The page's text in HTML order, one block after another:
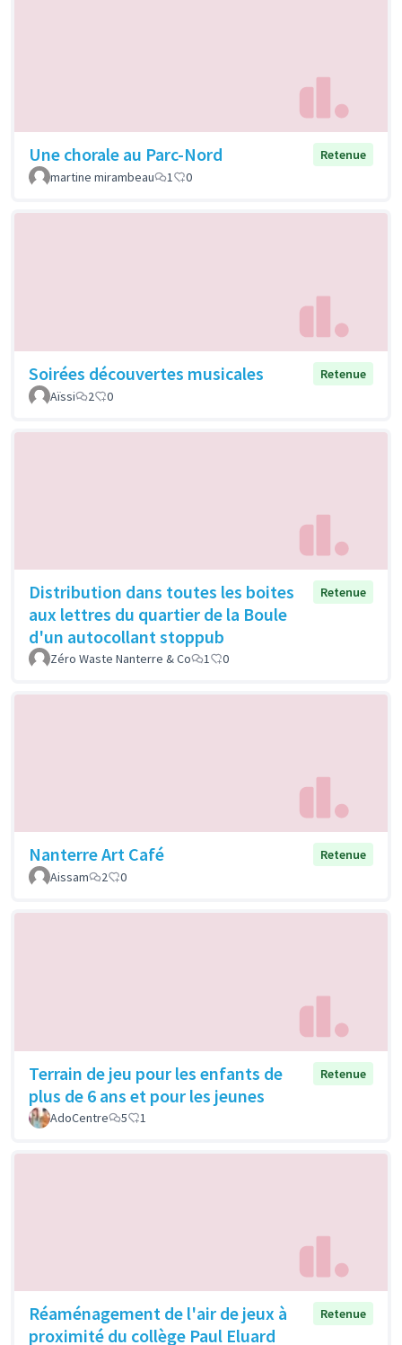
Une chorale au Parc-Nord
Retenue
martine mirambeau
1 0
Soirées découvertes musicales
Retenue
Aïssi
2 0
Distribution dans toutes les boites
aux lettres du quartier de la Boule
d'un autocollant stoppub
Retenue
Zéro Waste Nanterre & Co 1 0
Nanterre Art Café
Retenue
Aissam
2 0
Terrain de jeu pour les enfants de
plus de 6 ans et pour les jeunes
Retenue
AdoCentre 5 1
Réaménagement de l'air de jeux à
proximité du collège Paul Eluard
Retenue